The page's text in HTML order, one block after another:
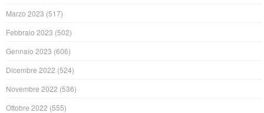
Marzo 2023 (517)
Febbraio 2023 (502)
Gennaio 2023 (606)
Dicembre 2022 (524)
Novembre 2022 (536)
Ottobre 2022 (555)